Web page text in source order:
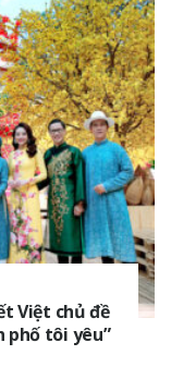
Việt chủ đề
phố tôi yêu”